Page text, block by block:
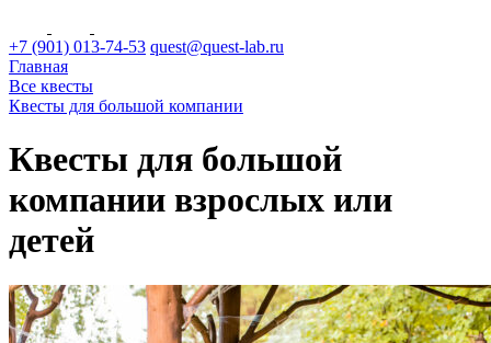
+7 (901) 013-74-53 quest@quest-lab.ru
Главная
Все квесты
Квесты для большой компании
Квесты для большой
компании взрослых или
детей